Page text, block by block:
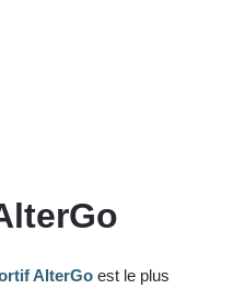
AlterGo est le plus